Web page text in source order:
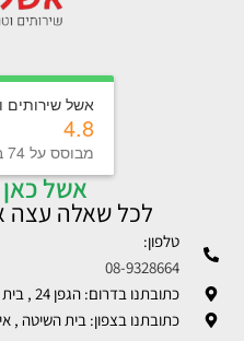
אשל שירותים
4.8
מבוסס על 74 ביקורות
אשל
לכל שאלה עצה
טלפון:
08-9328664
כתובתנו בדרום: הגפן 24 , בית גמליאל.
כתובתנו בצפון: בית השיטה ,